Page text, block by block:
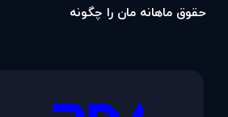
حقوق ماهانه مان را چگونه